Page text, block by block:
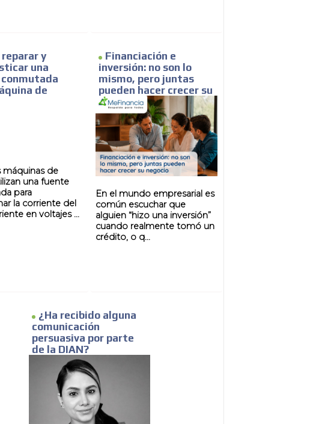
reparar y
una
de
máquinas de
una fuente
para
la corriente del
en voltajes ...
Financiación e
inversión: no son lo
mismo, pero juntas
pueden hacer crecer su
negocio
En el mundo empresarial es
común escuchar que
alguien “hizo una inversión”
cuando realmente tomó un
crédito, o q...
¿Ha recibido alguna
comunicación
persuasiva por parte
de la DIAN?
MEDIUM